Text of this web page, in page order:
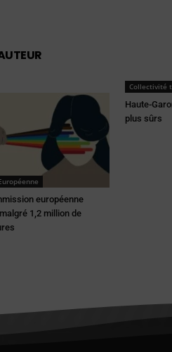
européenne
1,2 million de
Collectivité
Haute-
plus sûrs